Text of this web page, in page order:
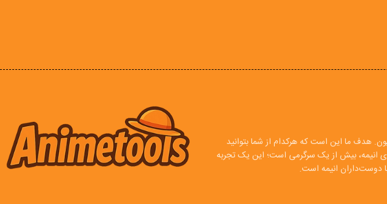
هدف ما این است که هرکدام از شما بتوانید
انیمه، بیش از یک سرگرمی است؛ این یک تجربه
دوست‌داران انیمه است.